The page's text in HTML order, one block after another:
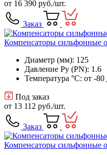
от 16 390 руб./шт.
Заказ
Компенсаторы сильфонные
Диаметр (мм): 125
Давление Ру (PN): 1.6
Температура °C: от -
Под заказ
от 13 112 руб./шт.
Заказ
Компенсаторы сильфонные